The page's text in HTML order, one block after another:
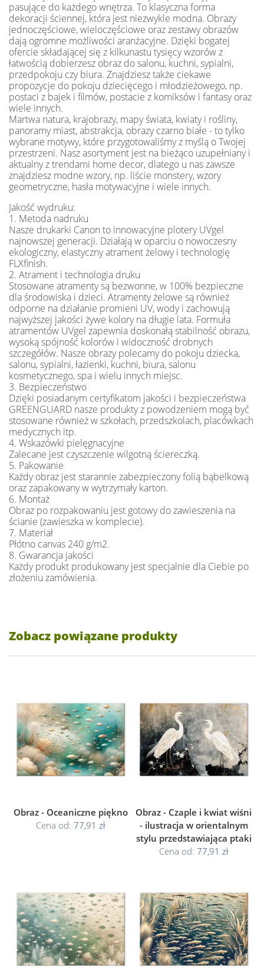
pasujące do każdego wnętrza. To klasyczna forma
dekoracji ściennej, która jest niezwykle modna. Obrazy
jednoczęściowe, wieloczęściowe oraz zestawy obrazów
dają ogromne możliwości aranżacyjne. Dzięki bogatej
ofercie składającej się z kilkunastu tysięcy wzorów z
łatwością dobierzesz obraz do salonu, kuchni, sypialni,
przedpokoju czy biura. Znajdziesz także ciekawe
propozycje do pokoju dziecięcego i młodzieżowego, np.
postaci z bajek i filmów, postacie z komiksów i fantasy oraz
wiele innych.
Martwa natura, krajobrazy, mapy świata, kwiaty i rośliny,
panoramy miast, abstrakcja, obrazy czarno białe - to tylko
wybrane motywy, które przygotowaliśmy z myślą o Twojej
przestrzeni. Nasz asortyment jest na bieżąco uzupełniany i
aktualny z trendami home decor, dlatego u nas zawsze
znajdziesz modne wzory, np. liście monstery, wzory
geometryczne, hasła motywacyjne i wiele innych.
Jakość wydruku:
1. Metoda nadruku
Nasze drukarki Canon to innowacyjne plotery UVgel
najnowszej generacji. Działają w oparciu o nowoczesny
ekologiczny, elastyczny atrament żelowy i technologię
FLXfinish.
2. Atrament i technologia druku
Stosowane atramenty są bezwonne, w 100% bezpieczne
dla środowiska i dzieci. Atramenty żelowe są również
odporne na działanie promieni UV, wody i zachowują
najwyższej jakości żywe kolory na długie lata. Formuła
atramentów UVgel zapewnia doskonałą stabilność obrazu,
wysoką spójność kolorów i widoczność drobnych
szczegółów. Nasze obrazy polecamy do pokoju dziecka,
salonu, sypialni, łazienki, kuchni, biura, salonu
kosmetycznego, spa i wielu innych miejsc.
3. Bezpieczeństwo
Dzięki posiadanym certyfikatom jakości i bezpieczeństwa
GREENGUARD nasze produkty z powodzeniem mogą być
stosowane również w szkołach, przedszkolach, placówkach
medycznych itp.
4. Wskazówki pielęgnacyjne
Zalecane jest czyszczenie wilgotną ściereczką.
5. Pakowanie
Każdy obraz jest starannie zabezpieczony folią bąbelkową
oraz zapakowany w wytrzymały karton.
6. Montaż
Obraz po rozpakowaniu jest gotowy do zawieszenia na
ścianie (zawieszka w komplecie).
7. Materiał
Płótno canvas 240 g/m2.
8. Gwarancja jakości
Każdy produkt produkowany jest specjalnie dla Ciebie po
złożeniu zamówienia.
Zobacz powiązane produkty
Obraz - Oceaniczne piękno
Cena od: 77,91 zł
Obraz - Czaple i kwiat wiśni
- ilustracja w orientalnym
stylu przedstawiająca ptaki
Cena od: 77,91 zł